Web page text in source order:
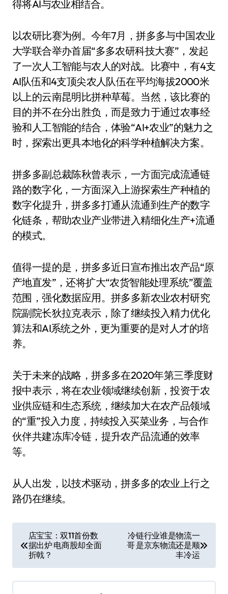
得将AI与农业相结合。
以农研比赛为例。今年7月，拼多多与中国农业
大学联合举办首届“多多农研科技大赛”，发起
了一次人工智能与农人的对战。比赛中，有4支
AI队伍和4支顶尖农人队伍在平均海拔2000米
以上的云南昆明比拼种草莓。当然，该比赛的
目的并不在分出胜负，而是致力于通过农事经
验和人工智能的结合，体验“AI+农业”的魅力之
时，探索出更具本地化的科学种植解决方案。
拼多多副总裁陈秋曾表示，一方面完成流通链
路的数字化，一方面深入上游探索生产种植的
数字化提升，拼多多打通从流通到生产的数字
化链条，帮助农业产业带进入精细化生产+流通
的模式。
值得一提的是，拼多多近日宣布推出农产品“原
产地直发”，还将扩大“农货智能处理系统”覆盖
范围，强化数据应用。拼多多新农业农村研究
院副院长狄拉克表示，除了继续投入精力优化
算法和AI系统之外，更为重要的是对人才的培
养。
关于未来的战略，拼多多在2020年第三季度财
报中表示，将在农业领域继续创新，投资于农
业供应链和生态系统，继续加大在农产品领域
的“重”投入力度，持续投入买菜业务，与合作
伙伴共建冻库冷链，提升农产品流通的效率
等。
从人出发，以技术驱动，拼多多的农业上行之
路仍在继续。
章
导
店宝宝：双11首份数
据出炉 电商股却全面
折戟？
冷链行业谁是物流一
哥 是京东物流还是顺
丰冷运